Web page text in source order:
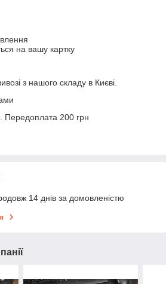
на вашу картку
з нашого складу в Києві.
Передоплата 200 грн
14 днів за домовленістю